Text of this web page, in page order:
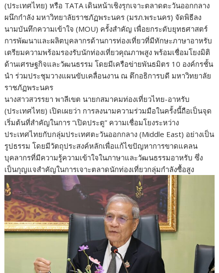
(ประเทศไทย) หรือ TATA เดินหน้าเชิงรุกเจาะตลาดตะวันออกกลาง
ผนึกกำลัง มหาวิทยาลัยราชภัฏพระนคร (มรภ.พระนคร) จัดพิธีลง
นามบันทึกความเข้าใจ (MOU) ครั้งสำคัญ เพื่อยกระดับยุทธศาสตร์
การพัฒนาและผลิตบุคลากรด้านการท่องเที่ยวที่มีทักษะภาษาอาหรับ
เตรียมความพร้อมรองรับนักท่องเที่ยวคุณภาพสูง พร้อมเชื่อมโยงมิติ
ด้านเศรษฐกิจและวัฒนธรรม โดยมีเครือข่ายพันธมิตร 10 องค์กรชั้น
นำ ร่วมประชุมวางแผนขับเคลื่อนงาน ณ ตึกอธิการบดี มหาวิทยาลัย
ราชภัฏพระนคร
นางสาวสวรรยา พาลีเขต นายกสมาคมท่องเที่ยวไทย-อาหรับ
(ประเทศไทย) เปิดเผยว่า การลงนามความร่วมมือในครั้งนี้ถือเป็นจุด
เริ่มต้นที่สำคัญในการ “เปิดประตู” ความเชื่อมโยงระหว่าง
ประเทศไทยกับกลุ่มประเทศตะวันออกกลาง (Middle East) อย่างเป็น
รูปธรรม โดยมีวัตถุประสงค์หลักเพื่อแก้ไขปัญหาการขาดแคลน
บุคลากรที่มีความรู้ความเข้าใจในภาษาและวัฒนธรรมอาหรับ ซึ่ง
เป็นกุญแจสำคัญในการเจาะตลาดนักท่องเที่ยวกลุ่มกำลังซื้อสูง